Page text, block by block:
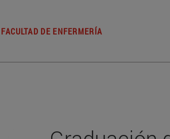
FACULTAD DE ENFERMERÍA